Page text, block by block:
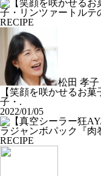
RECIPE
松田 孝子
【笑顔を咲かせるお
子・.
2022/01/05
RECIPE